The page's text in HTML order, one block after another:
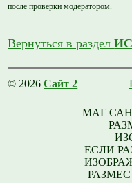
после проверки модератором.
Вернуться в раздел
© 2026Сайт 2
МАГ
ЕСЛИ